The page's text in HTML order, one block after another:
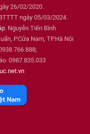
26/02/2020.
ngày 05/03/2024.
: Nguyễn Tiến Bình
P.Cửa Nam, TP.Hà Nội
0987.835.033